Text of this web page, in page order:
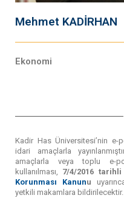
Mehmet KADİRHAN
Ekonomi
Kadir Has Üniversitesi’nin
idari amaçlarla
amaçlarla veya toplu e-
kullanılması, 7/4/2016
Korunması Kanunu
yetkili makamlara bildirilecektir.